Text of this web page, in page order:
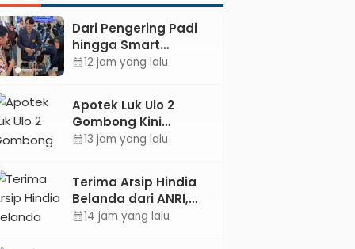
Dari Pengering Padi
hingga Smart
Parking: Mahasiswa
calendar_month12 jam yang lalu
Apotek Luk Ulo 2
Gombong Kini
Dilengkapi Layanan
calendar_month13 jam yang lalu
Terima Arsip Hindia
Belanda dari ANRI,
Pemkab Kebumen
calendar_month14 jam yang lalu